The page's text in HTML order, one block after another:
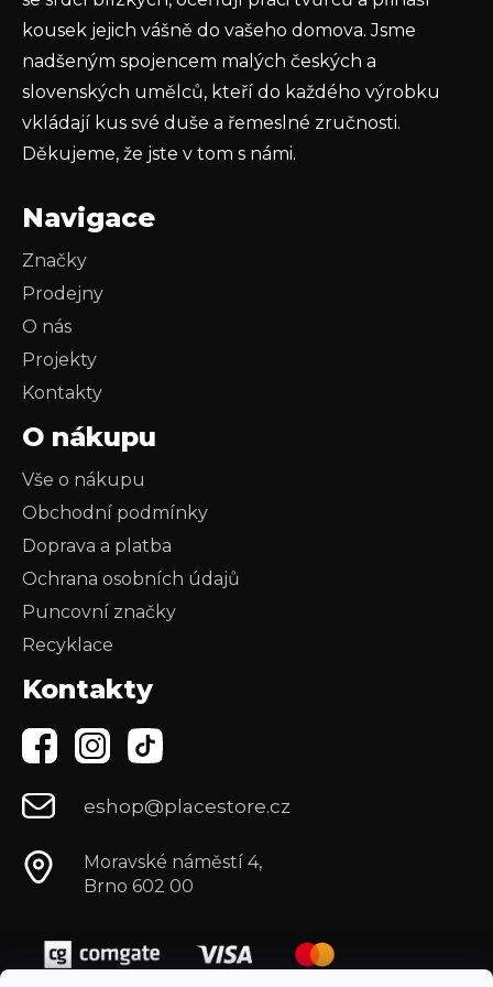
kousek jejich vášně do vašeho domova. Jsme
nadšeným spojencem malých českých a
slovenských umělců, kteří do každého výrobku
vkládají kus své duše a řemeslné zručnosti.
Děkujeme, že jste v tom s námi.
Navigace
Značky
Prodejny
O nás
Projekty
Kontakty
O nákupu
Vše o nákupu
Obchodní podmínky
Doprava a platba
Ochrana osobních údajů
Puncovní značky
Recyklace
Kontakty
eshop@placestore.cz
Moravské náměstí 4,
Brno 602 00